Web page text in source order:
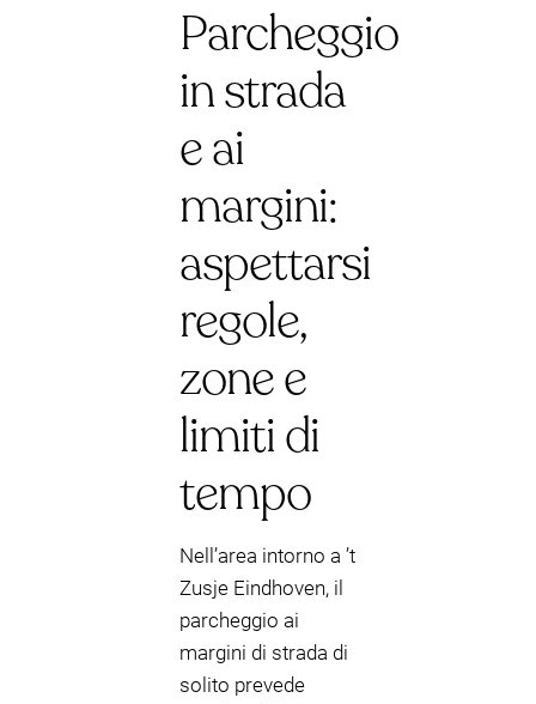
Parcheggio
in strada
e ai
margini:
aspettarsi
regole,
zone e
limiti di
tempo
Nell’area intorno a ’t
Zusje Eindhoven, il
parcheggio ai
margini di strada di
solito prevede